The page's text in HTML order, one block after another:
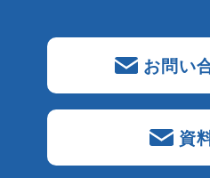
お問い
資